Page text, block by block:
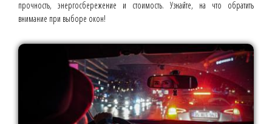
прочность, энергосбережение и стоимость. Узнайте, на что обратить
внимание при выборе окон!